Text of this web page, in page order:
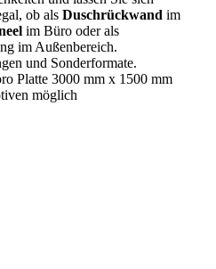
ob als Duschrückwand im
im Büro oder als
im Außenbereich.
und Sonderformate.
Platte 3000 mm x 1500 mm
möglich